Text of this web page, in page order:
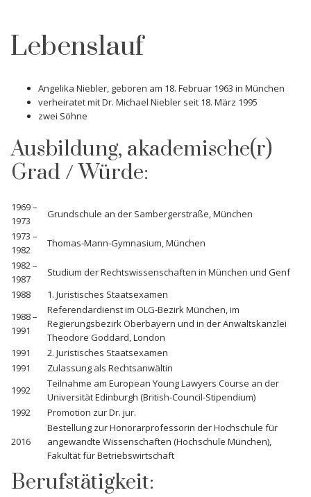
Lebenslauf
Angelika Niebler, geboren am 18. Februar 1963 in München
verheiratet mit Dr. Michael Niebler seit 18. März 1995
zwei Söhne
Ausbildung, akademische(r)
Grad / Würde:
1969 –
1973
Grundschule an der Sambergerstraße, München
1973 –
1982
Thomas-Mann-Gymnasium, München
1982 –
1987
Studium der Rechtswissenschaften in München und Genf
1988
1. Juristisches Staatsexamen
1988 –
1991
Referendardienst im OLG-Bezirk München, im
Regierungsbezirk Oberbayern und in der Anwaltskanzlei
Theodore Goddard, London
1991
2. Juristisches Staatsexamen
1991
Zulassung als Rechtsanwältin
1992
Teilnahme am European Young Lawyers Course an der
Universität Edinburgh (British-Council-Stipendium)
1992
Promotion zur Dr. jur.
2016
Bestellung zur Honorarprofessorin der Hochschule für
angewandte Wissenschaften (Hochschule München),
Fakultät für Betriebswirtschaft
Berufstätigkeit: